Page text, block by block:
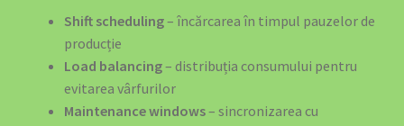
SOLUȚII EV PENTRU DEALERI AUTO ȘI SHOWROOM-
Shift scheduling– încărcarea în timpul pauzelor de
producție
Load balancing– distribuția consumului pentru
evitarea vârfurilor
Maintenance windows– sincronizarea cu